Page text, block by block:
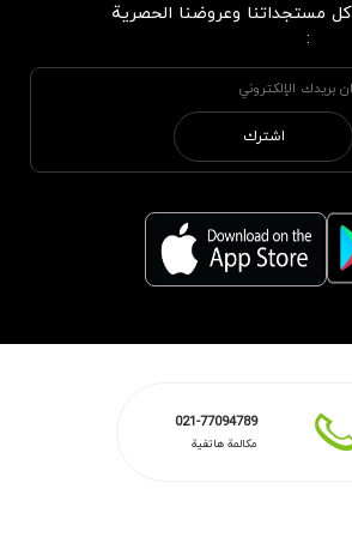
مستجداتنا وعروضنا الحصرية
:
اشترك
021-77094789
مكالمة هاتفية